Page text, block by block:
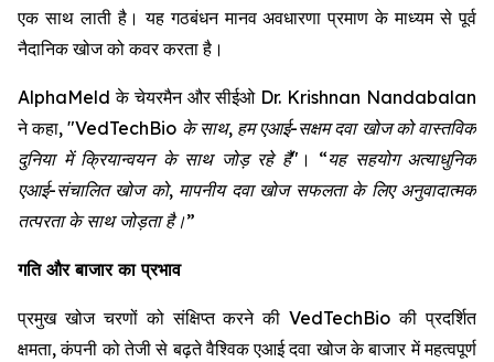
एक साथ लाती है। यह गठबंधन मानव अवधारणा प्रमाण के माध्यम से पूर्व
नैदानिक खोज को कवर करता है।
AlphaMeld के चेयरमैन और सीईओ Dr. Krishnan Nandabalan
ने कहा,"VedTechBio के साथ, हम एआई-सक्षम दवा खोज को वास्तविक
दुनिया में क्रियान्वयन के साथ जोड़ रहे हैं" । “यह सहयोग अत्याधुनिक
एआई-संचालित खोज को, मापनीय दवा खोज सफलता के लिए अनुवादात्मक
तत्परता के साथ जोड़ता है।”
गति और बाजार का प्रभाव
प्रमुख खोज चरणों को संक्षिप्त करने की VedTechBio की प्रदर्शित
क्षमता, कंपनी को तेजी से बढ़ते वैश्विक एआई दवा खोज के बाजार में महत्वपूर्ण